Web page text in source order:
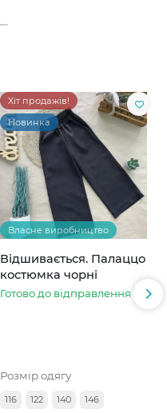
Хіт продажів!
Новинка
Власне виробництво
Відшивається. Палаццо
костюмка чорні
Готово до відправлення
Розмір одягу
116 122 140 146